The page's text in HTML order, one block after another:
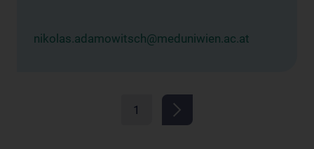
nikolas.adamowitsch@meduniwien.ac.at
1